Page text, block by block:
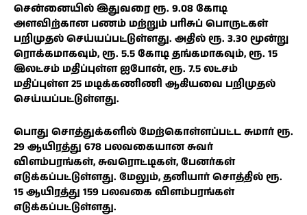
சென்னையில் இதுவரை ரூ. 9.08 கோடி
அளவிற்கான பணம் மற்றும் பரிசுப் பொருட்கள்
பறிமுதல் செய்யப்பட்டுள்ளது. அதில் ரூ. 3.30 மூன்று
ரொக்கமாகவும், ரூ. 5.5 கோடி தங்கமாகவும், ரூ. 15
இலட்சம் மதிப்புள்ள ஐபோன், ரூ. 7.5 லட்சம்
மதிப்புள்ள 25 மடிக்கணிணி ஆகியவை பறிமுதல்
செய்யப்பட்டுள்ளது.
பொது சொத்துக்களில் மேற்கொள்ளப்பட்ட சுமார் ரூ.
29 ஆயிரத்து 678 பலவகையான சுவர்
விளம்பரங்கள், சுவரொட்டிகள், பேனர்கள்
எடுக்கப்பட்டுள்ளது. மேலும், தனியார் சொத்தில் ரூ.
15 ஆயிரத்து 159 பலவகை விளம்பரங்கள்
எடுக்கப்பட்டுள்ளது.